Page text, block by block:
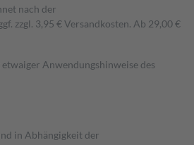
nach der
zzgl. 3,95 € Versandkosten. Ab 29,00 €
Anwendungshinweise des
in Abhängigkeit der